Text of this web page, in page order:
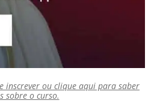
inscrever ou clique aqui para saber
sobre o curso.